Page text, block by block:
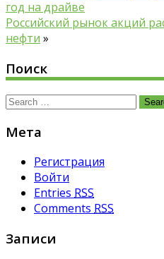
год на драйве
Российский рынок акций
нефти »
Поиск
Search
Мета
Регистрация
Войти
Entries RSS
Comments RSS
Записи